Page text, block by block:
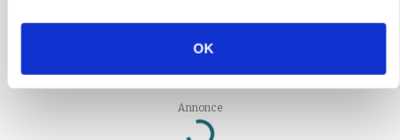
OK
Rådgiver om DB-Tjek: Små justeringer kan give
Annonce
Loading...